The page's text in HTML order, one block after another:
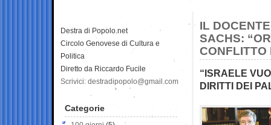
IL
SACHS:
CONFLITTO
“ISRAELE
DIRITTI DEI
Destra di Popolo.net
Circolo Genovese di Cultura e
Politica
Diretto da Riccardo Fucile
Scrivici: destradipopolo@gmail.com
Categorie